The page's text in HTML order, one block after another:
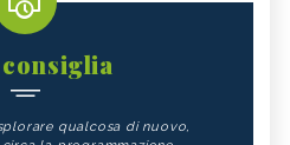
qualcosa di nuovo,